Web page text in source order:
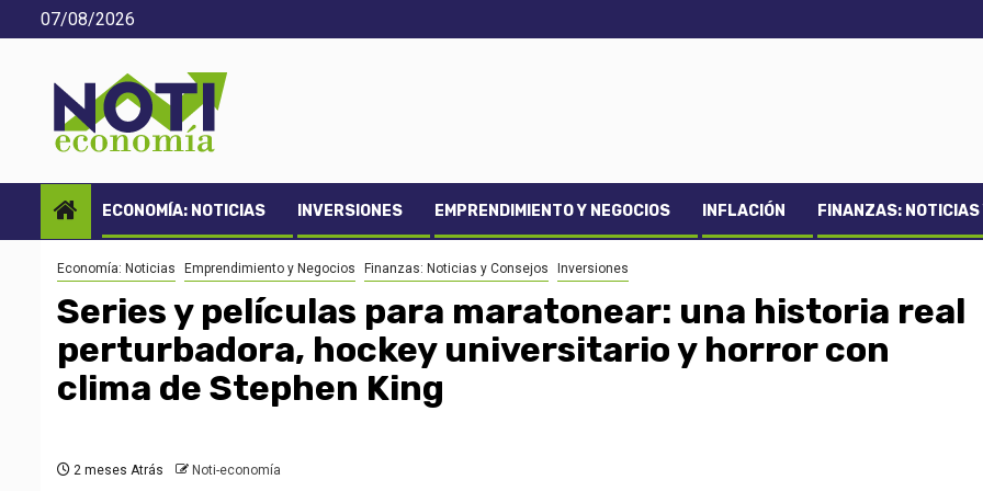
Saltar
al
07/08/2026
ECONOMÍA: NOTICIAS INVERSIONES EMPRENDIMIENTO Y NEGOCIOS INFLACIÓN FINANZAS:
Economía: Noticias Emprendimiento y Negocios Finanzas: Noticias y Consejos Inversiones
Series y películas para maratonear: una historia real
perturbadora, hockey universitario y horror con
clima de Stephen King
2 meses Atrás Noti-economía